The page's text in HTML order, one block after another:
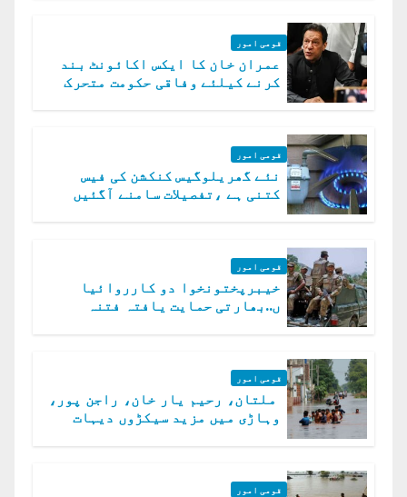
قومی امور
عمران خان کا ایکس اکائونٹ بند
کرنے کیلئے وفاقی حکومت متحرک
قومی امور
نئے گھریلوگیس کنکشن کی فیس
کتنی ہے ،تفصیلات سامنے آگئیں
قومی امور
خیبرپختونخوا دو کارروائیا
ں..بھارتی حمایت یافتہ فتنہ
قومی امور
ملتان، رحیم یار خان، راجن پور،
وہاڑی میں مزید سیکڑوں دیہات
قومی امور